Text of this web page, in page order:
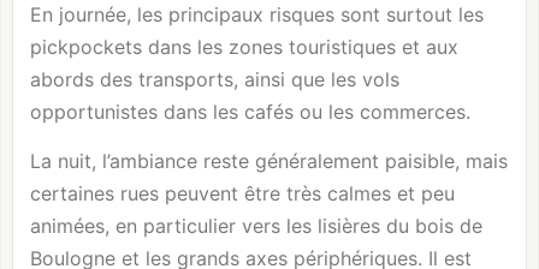
En journée, les principaux risques sont surtout les
pickpockets dans les zones touristiques et aux
abords des transports, ainsi que les vols
opportunistes dans les cafés ou les commerces.
La nuit, l’ambiance reste généralement paisible, mais
certaines rues peuvent être très calmes et peu
animées, en particulier vers les lisières du bois de
Boulogne et les grands axes périphériques. Il est